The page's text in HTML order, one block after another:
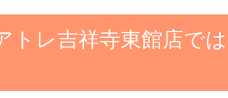
トレ吉祥寺東館店で